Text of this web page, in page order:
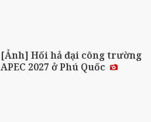
[Ảnh] Hối hả đại công trường
APEC 2027 ở Phú Quốc